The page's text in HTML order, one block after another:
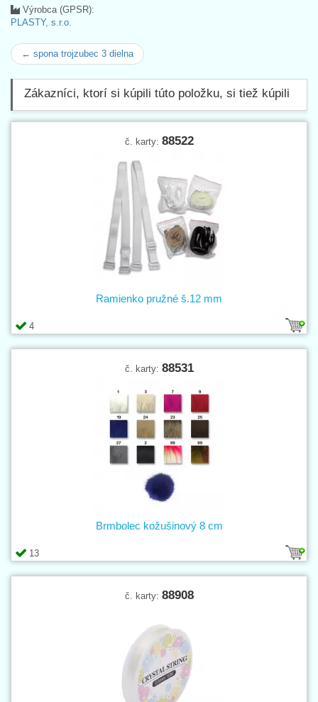
Výrobca (GPSR):
PLASTY, s.r.o.
← spona trojzubec 3 dielna
Zákazníci, ktorí si kúpili túto položku, si tiež kúpili
č. karty: 88522
4
Ramienko pružné š.12 mm
č. karty: 88531
13
Brmbolec kožušinový 8 cm
č. karty: 88908